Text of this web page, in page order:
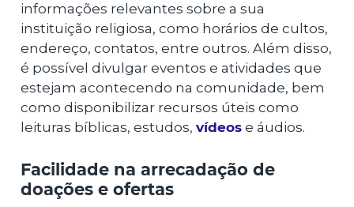
informações relevantes sobre a sua
instituição religiosa, como horários de cultos,
endereço, contatos, entre outros. Além disso,
é possível divulgar eventos e atividades que
estejam acontecendo na comunidade, bem
como disponibilizar recursos úteis como
leituras bíblicas, estudos, vídeos e áudios.
Facilidade na arrecadação de
doações e ofertas